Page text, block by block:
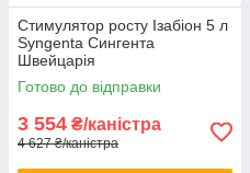
Стимулятор росту Ізабіон 5 л
Syngenta Сингента
Швейцарія
Готово до відправки
3 554 ₴/каністра
4 627 ₴/каністра